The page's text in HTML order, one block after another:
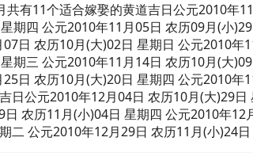
有11个适合嫁娶的黄道吉日公元2010年
期四 公元2010年11月05日 农历09月(小
日 农历10月(大)02日 星期日 公元2010
期三 公元2010年11月14日 农历10月(大
25日 农历10月(大)20日 星期四 公元2010
日公元2010年12月04日 农历10月(大)29
农历11月(小)04日 星期四 公元2010年
二 公元2010年12月29日 农历11月(小)24